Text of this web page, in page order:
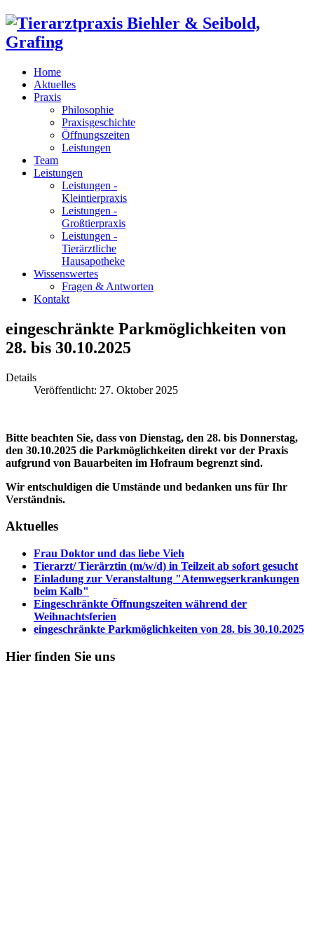
Home
Aktuelles
Praxis
Philosophie
Praxisgeschichte
Öffnungszeiten
Leistungen
Team
Leistungen
Leistungen -
Kleintierpraxis
Leistungen -
Großtierpraxis
Leistungen -
Tierärztliche
Hausapotheke
Wissenswertes
Fragen & Antworten
Kontakt
eingeschränkte Parkmöglichkeiten von
28. bis 30.10.2025
Details
Veröffentlicht: 27. Oktober 2025
Bitte beachten Sie, dass von Dienstag, den 28. bis Donnerstag,
den 30.10.2025 die Parkmöglichkeiten direkt vor der Praxis
aufgrund von Bauarbeiten im Hofraum begrenzt sind.
Wir entschuldigen die Umstände und bedanken uns für Ihr
Verständnis.
Aktuelles
Frau Doktor und das liebe Vieh
Tierarzt/ Tierärztin (m/w/d) in Teilzeit ab sofort gesucht
Einladung zur Veranstaltung "Atemwegserkrankungen
beim Kalb"
Eingeschränkte Öffnungszeiten während der
Weihnachtsferien
eingeschränkte Parkmöglichkeiten von 28. bis 30.10.2025
Hier finden Sie uns